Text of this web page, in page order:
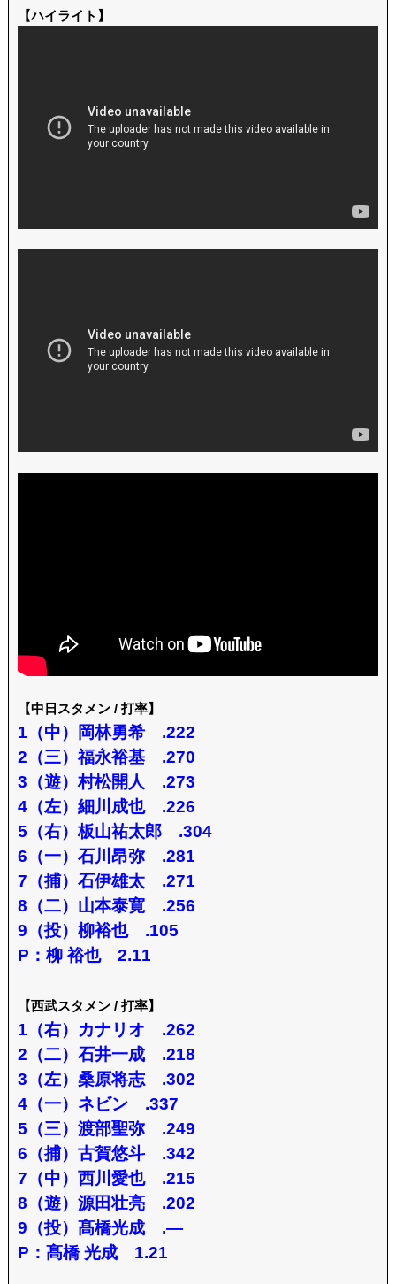
【ハイライト】
【中日スタメン / 打率】
1（中）岡林勇希 .222
2（三）福永裕基 .270
3（遊）村松開人 .273
4（左）細川成也 .226
5（右）板山祐太郎 .304
6（一）石川昂弥 .281
7（捕）石伊雄太 .271
8（二）山本泰寛 .256
9（投）柳裕也 .105
P：柳 裕也 2.11
【西武スタメン / 打率】
1（右）カナリオ .262
2（二）石井一成 .218
3（左）桑原将志 .302
4（一）ネビン .337
5（三）渡部聖弥 .249
6（捕）古賀悠斗 .342
7（中）西川愛也 .215
8（遊）源田壮亮 .202
9（投）髙橋光成 .—
P：髙橋 光成 1.21